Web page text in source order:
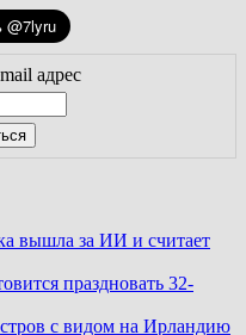
адрес
вышла за ИИ и считает
праздновать 32-
с видом на Ирландию